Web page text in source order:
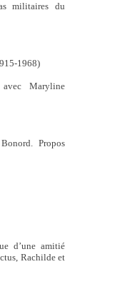
militaires du
1968)
Maryline
Propos
d’une amitié
Rachilde et